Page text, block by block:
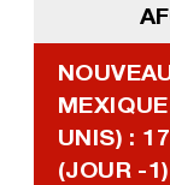
UNIS) :
(JOUR -1)